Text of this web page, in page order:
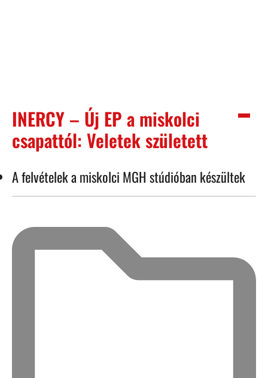
INERCY – Új EP a miskolci
csapattól: Veletek született
A felvételek a miskolci MGH stúdióban készültek